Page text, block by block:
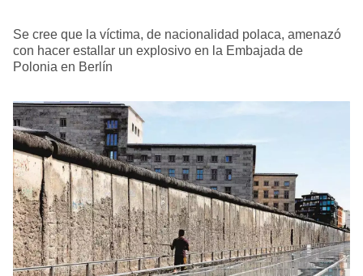
Se cree que la víctima, de nacionalidad polaca, amenazó
con hacer estallar un explosivo en la Embajada de
Polonia en Berlín